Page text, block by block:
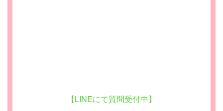
【LINEにて質問受付中】